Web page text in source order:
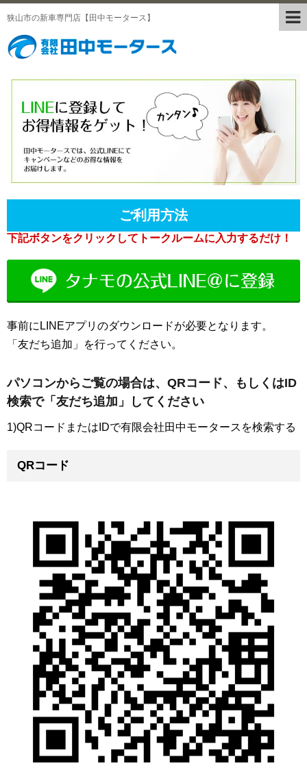
狭山市の新車専門店【田中モータース】
ご利用方法
下記ボタンをクリックしてトークルームに入力するだけ！
事前にLINEアプリのダウンロードが必要となります。
「友だち追加」を行ってください。
パソコンからご覧の場合は、QRコード、もしくはID
検索で「友だち追加」してください
1)QRコードまたはIDで有限会社田中モータースを検索する
QRコード